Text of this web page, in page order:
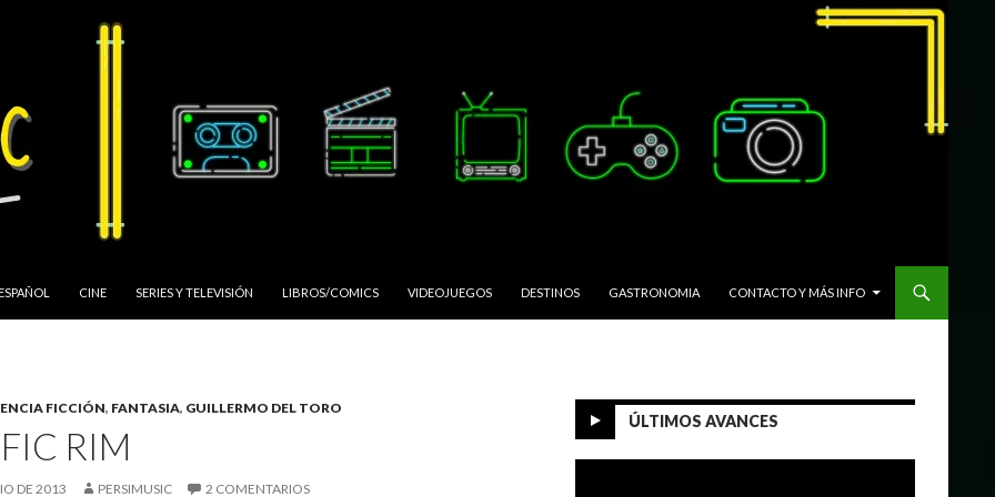
CINE SERIES Y TELEVISIÓN LIBROS/COMICS VIDEOJUEGOS DESTINOS GASTRONOMIA CONTACTO Y MÁS INFO
FICCIÓN, FANTASIA, GUILLERMO DEL TORO
RIM
DE 2013 PERSIMUSIC 2 COMENTARIOS
ÚLTIMOS AVANCES